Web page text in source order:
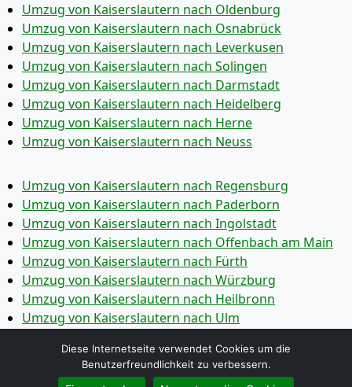
Umzug von Kaiserslautern nach Oldenburg
Umzug von Kaiserslautern nach Osnabrück
Umzug von Kaiserslautern nach Leverkusen
Umzug von Kaiserslautern nach Solingen
Umzug von Kaiserslautern nach Darmstadt
Umzug von Kaiserslautern nach Heidelberg
Umzug von Kaiserslautern nach Herne
Umzug von Kaiserslautern nach Neuss
Umzug von Kaiserslautern nach Regensburg
Umzug von Kaiserslautern nach Paderborn
Umzug von Kaiserslautern nach Ingolstadt
Umzug von Kaiserslautern nach Offenbach am Main
Umzug von Kaiserslautern nach Fürth
Umzug von Kaiserslautern nach Würzburg
Umzug von Kaiserslautern nach Heilbronn
Umzug von Kaiserslautern nach Ulm
Umzug von Kaiserslautern nach Wolfsburg
Umzug von Kaiserslautern nach Bottrop
Diese Internetseite verwendet Cookies um die
Benutzerfreundlichkeit zu verbessern.